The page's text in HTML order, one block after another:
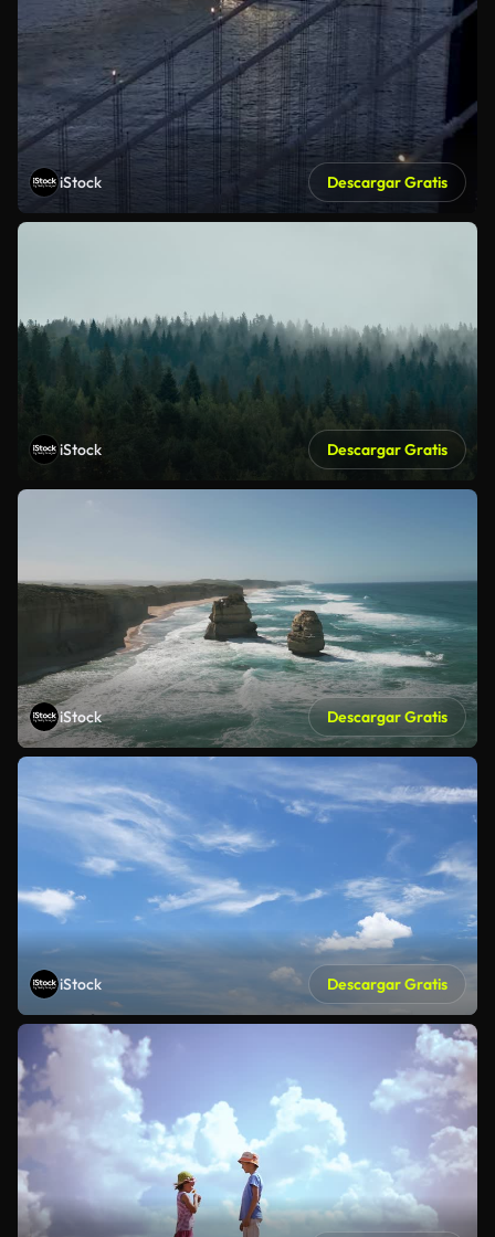
iStock Descargar Gratis
iStock Descargar Gratis
iStock Descargar Gratis
iStock Descargar Gratis